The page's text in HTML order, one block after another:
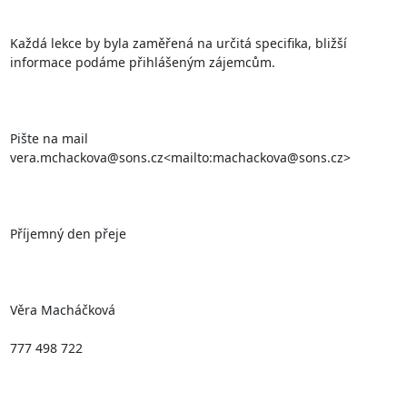
Každá lekce by byla zaměřená na určitá specifika, bližší
informace podáme přihlášeným zájemcům.
Pište na mail
vera.mchackova@sons.cz<mailto:machackova@sons.cz>
Příjemný den přeje
Věra Macháčková
777 498 722